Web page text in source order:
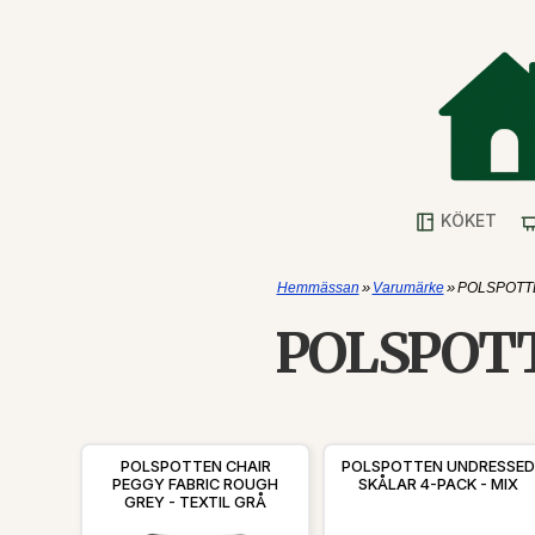
KÖKET
Hemmässan » Varumärke»
POLSPOTTEN CHAIR
PEGGY FABRIC ROUGH
GREY - TEXTIL GRÅ
POLSPOTTEN UNDRESSED
SKÅLAR 4-PACK - MIX